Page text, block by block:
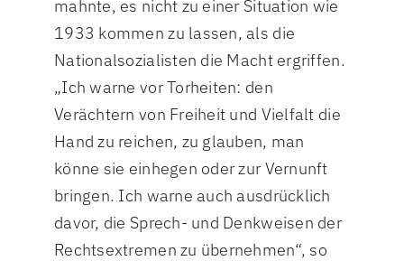
mahnte, es nicht zu einer Situation wie
1933 kommen zu lassen, als die
Nationalsozialisten die Macht ergriffen.
„Ich warne vor Torheiten: den
Verächtern von Freiheit und Vielfalt die
Hand zu reichen, zu glauben, man
könne sie einhegen oder zur Vernunft
bringen. Ich warne auch ausdrücklich
davor, die Sprech- und Denkweisen der
Rechtsextremen zu übernehmen“, so